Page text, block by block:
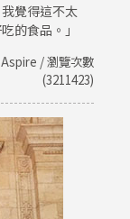
覺得這不太
的食品。」
/ 瀏覽次數
(3211423)